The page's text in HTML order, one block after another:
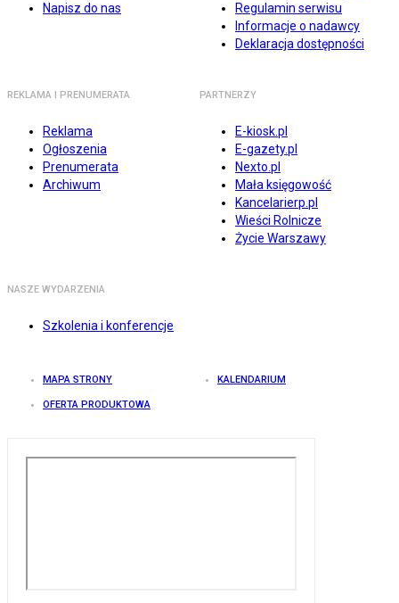
Napisz do nas
Regulamin serwisu
Informacje o nadawcy
Deklaracja dostępności
REKLAMA I PRENUMERATA
Reklama
Ogłoszenia
Prenumerata
Archiwum
PARTNERZY
E-kiosk.pl
E-gazety.pl
Nexto.pl
Mała księgowość
Kancelarierp.pl
Wieści Rolnicze
Życie Warszawy
NASZE WYDARZENIA
Szkolenia i konferencje
MAPA STRONY KALENDARIUM
OFERTA PRODUKTOWA